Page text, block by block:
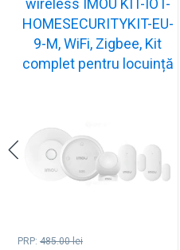
wireless IMOU KIT-IOT-
HOMESECURITYKIT-EU-
9-M, WiFi, Zigbee, Kit
complet pentru locuință
PRP: 485.00lei